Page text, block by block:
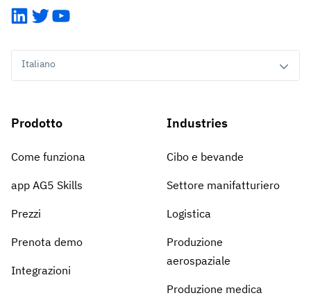
LinkedIn
TwitterYouTube
Italiano
Prodotto
Come funziona
app AG5 Skills
Prezzi
Prenota demo
Integrazioni
Industries
Cibo e bevande
Settore manifatturiero
Logistica
Produzione
aerospaziale
Produzione medica